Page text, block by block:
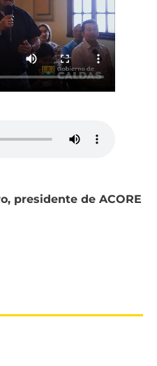
presidente de ACORE